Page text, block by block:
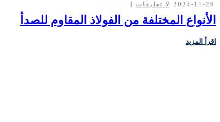
2024-11-29 لا تعليقات
الأنواع المختلفة من الفولاذ المقاوم للصدأ
اقرأ المزيد